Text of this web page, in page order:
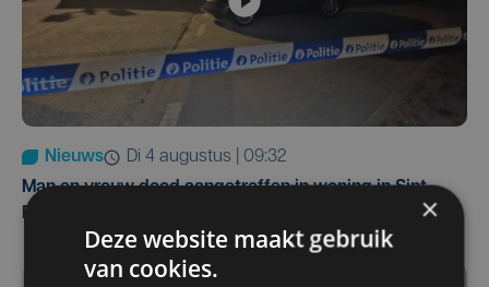
Nieuws
di 4 augustus | 09:32
Man en vrouw dood aangetroffen in woning in Sint-
Pieters Brugge
×
Deze website maakt gebruik
van cookies.